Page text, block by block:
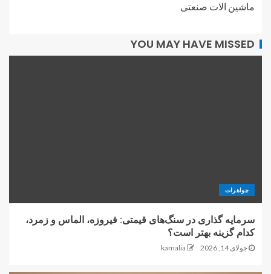
ماشین الات صنعتی
YOU MAY HAVE MISSED
جواهرات
سرمایه گذاری در سنگ‌های قیمتی: فیروزه، الماس و زمرد،
کدام گزینه بهتر است؟
جولای 14, 2026 kamalia